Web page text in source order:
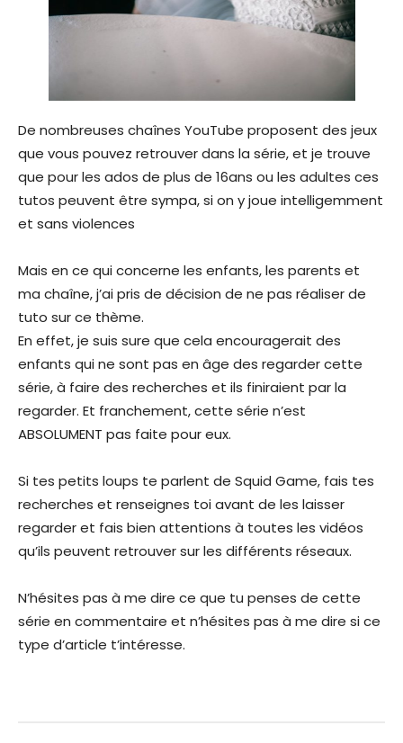
De nombreuses chaînes YouTube proposent des jeux
que vous pouvez retrouver dans la série, et je trouve
que pour les ados de plus de 16ans ou les adultes ces
tutos peuvent être sympa, si on y joue intelligemment
et sans violences
Mais en ce qui concerne les enfants, les parents et
ma chaîne, j’ai pris de décision de ne pas réaliser de
tuto sur ce thème.
En effet, je suis sure que cela encouragerait des
enfants qui ne sont pas en âge des regarder cette
série, à faire des recherches et ils finiraient par la
regarder. Et franchement, cette série n’est
ABSOLUMENT pas faite pour eux.
Si tes petits loups te parlent de Squid Game, fais tes
recherches et renseignes toi avant de les laisser
regarder et fais bien attentions à toutes les vidéos
qu’ils peuvent retrouver sur les différents réseaux.
N’hésites pas à me dire ce que tu penses de cette
série en commentaire et n’hésites pas à me dire si ce
type d’article t’intéresse.